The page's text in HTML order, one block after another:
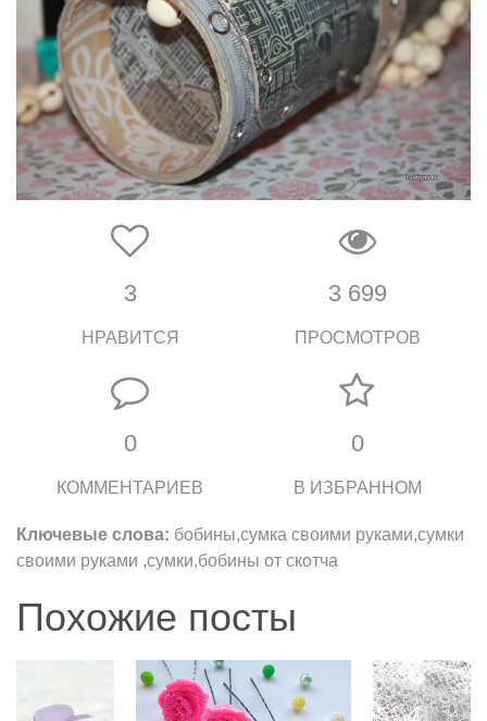
3
НРАВИТСЯ
3 699
ПРОСМОТРОВ
0
КОММЕНТАРИЕВ
0
В ИЗБРАННОМ
Ключевые слова: бобины,сумка своими руками,сумки
своими руками ,сумки,бобины от скотча
Похожие посты